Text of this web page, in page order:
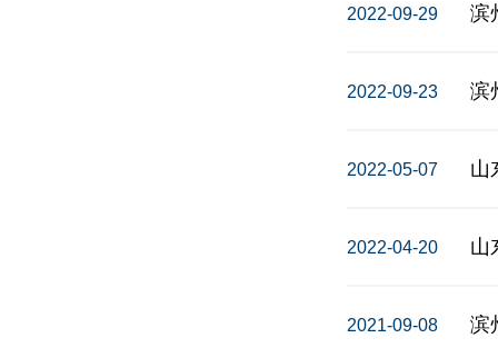
2022-09-29
2022-09-23
2022-05-07 山
2022-04-20
2021-09-08 滨